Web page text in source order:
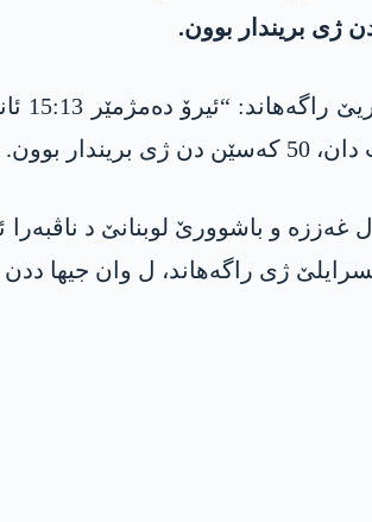
مەزن دیتنە.”
غەززە و باشوورێ لوبنانێ د
ژی راگەھاند، ل وان جیھا